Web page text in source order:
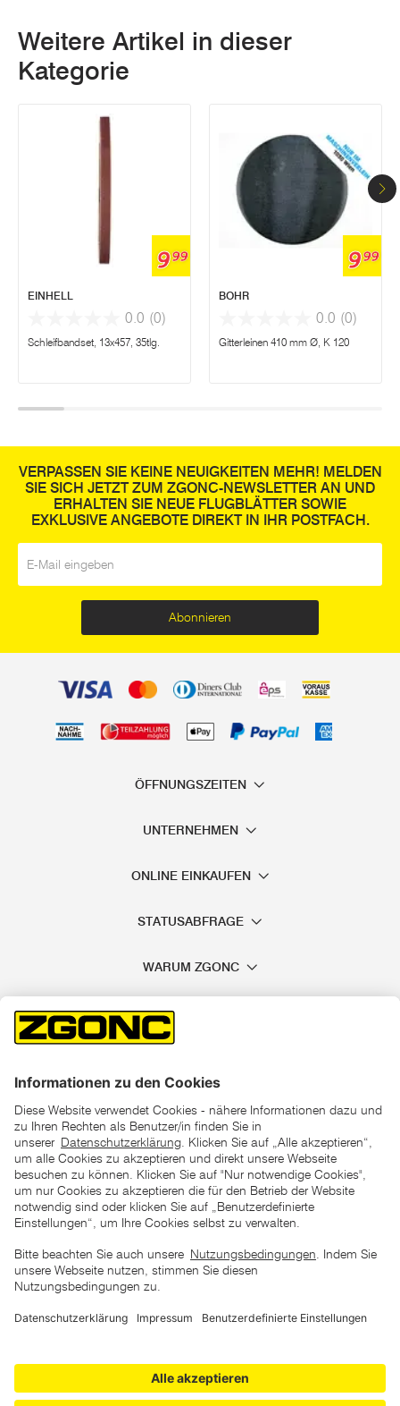
Weitere Artikel in dieser
Kategorie
999
EINHELL
0.0 (0)
Schleifbandset, 13x457, 35tlg.
999
BOHR
0.0 (0)
Gitterleinen 410 mm Ø, K 120
VERPASSEN SIE KEINE NEUIGKEITEN MEHR! MELDEN
SIE SICH JETZT ZUM ZGONC-NEWSLETTER AN UND
ERHALTEN SIE NEUE FLUGBLÄTTER SOWIE
EXKLUSIVE ANGEBOTE DIREKT IN IHR POSTFACH.
Abonnieren
ÖFFNUNGSZEITEN
UNTERNEHMEN
ONLINE EINKAUFEN
STATUSABFRAGE
WARUM ZGONC
*der "statt"-Preis ist der niedrigste von uns in den letzten 30
Tagen vor Beginn dieser Aktion verlangte Preis
unter den UVP Preisen auf dieser Website sind die
zu verstehen
Copyright © 2026 ZGONC. Alle Rechte vorbehalten.